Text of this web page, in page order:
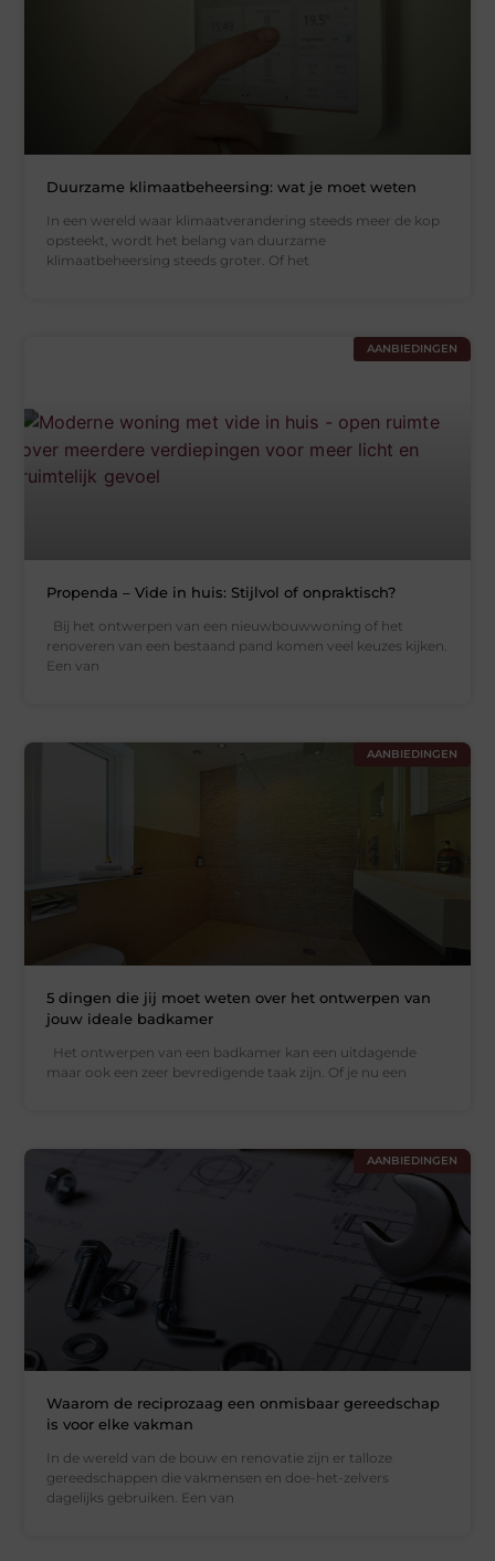
Duurzame klimaatbeheersing: wat je moet weten
In een wereld waar klimaatverandering steeds meer de kop
opsteekt, wordt het belang van duurzame
klimaatbeheersing steeds groter. Of het
AANBIEDINGEN
Propenda – Vide in huis: Stijlvol of onpraktisch?
Bij het ontwerpen van een nieuwbouwwoning of het
renoveren van een bestaand pand komen veel keuzes kijken.
Een van
AANBIEDINGEN
5 dingen die jij moet weten over het ontwerpen van
jouw ideale badkamer
Het ontwerpen van een badkamer kan een uitdagende
maar ook een zeer bevredigende taak zijn. Of je nu een
AANBIEDINGEN
Waarom de reciprozaag een onmisbaar gereedschap
is voor elke vakman
In de wereld van de bouw en renovatie zijn er talloze
gereedschappen die vakmensen en doe-het-zelvers
dagelijks gebruiken. Een van